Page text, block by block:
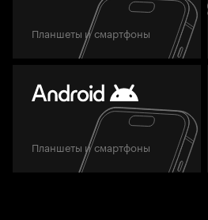
Планшеты и смартфоны
Планшеты и смартфоны